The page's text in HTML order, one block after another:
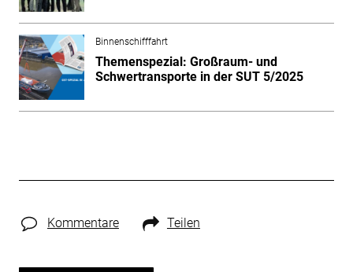
Binnenschifffahrt
Themenspezial: Großraum- und
Schwertransporte in der SUT 5/2025
Kommentare Teilen